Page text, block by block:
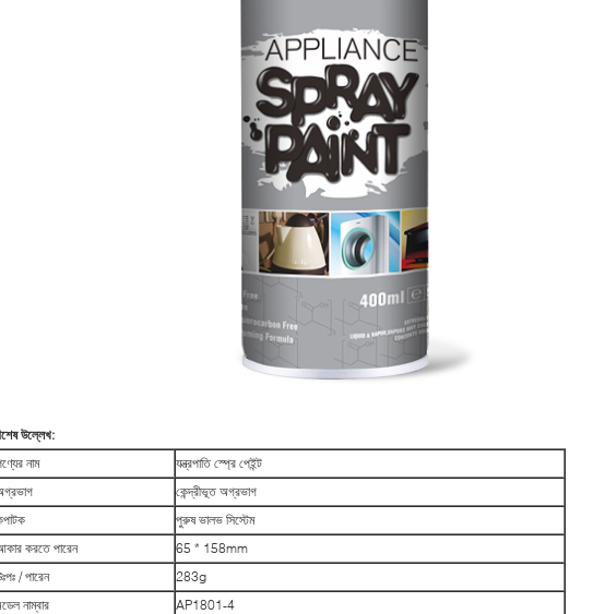
উল্লেখ:
নাম
যন্ত্রপাতি স্প্রে পেইন্ট
কেন্দ্রীভূত অগ্রভাগ
পুরুষ ভালভ সিস্টেম
করতে পারেন
65 * 158mm
/ পারেন
283g
নাম্বার
AP1801-4